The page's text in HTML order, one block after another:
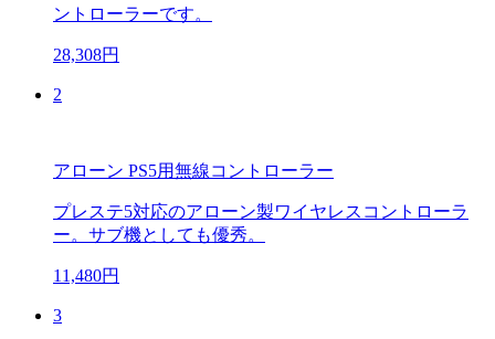
ントローラーです。
28,308円
2
アローン PS5用無線コントローラー
プレステ5対応のアローン製ワイヤレスコントローラ
ー。サブ機としても優秀。
11,480円
3